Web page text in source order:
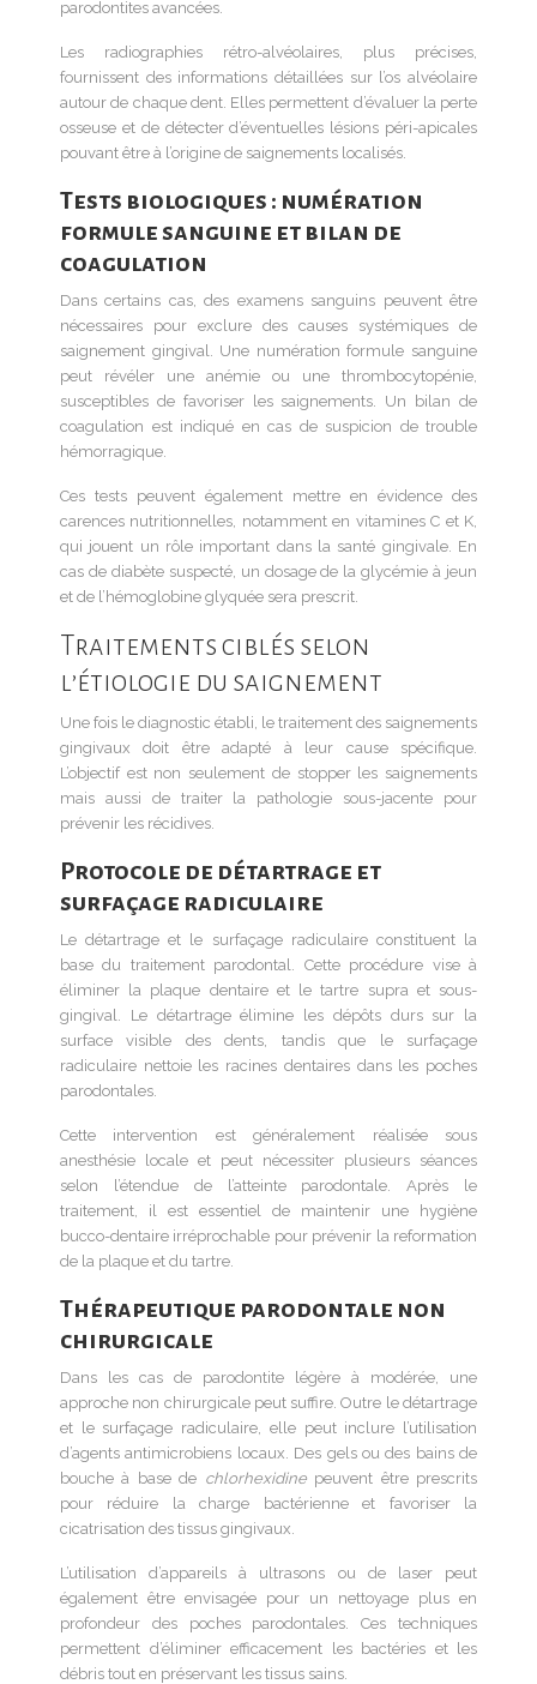
parodontites avancées.
Les radiographies rétro-alvéolaires, plus précises,
fournissent des informations détaillées sur l’os alvéolaire
autour de chaque dent. Elles permettent d’évaluer la perte
osseuse et de détecter d’éventuelles lésions péri-apicales
pouvant être à l’origine de saignements localisés.
Tests biologiques : numération
formule sanguine et bilan de
coagulation
Dans certains cas, des examens sanguins peuvent être
nécessaires pour exclure des causes systémiques de
saignement gingival. Une numération formule sanguine
peut révéler une anémie ou une thrombocytopénie,
susceptibles de favoriser les saignements. Un bilan de
coagulation est indiqué en cas de suspicion de trouble
hémorragique.
Ces tests peuvent également mettre en évidence des
carences nutritionnelles, notamment en vitamines C et K,
qui jouent un rôle important dans la santé gingivale. En
cas de diabète suspecté, un dosage de la glycémie à jeun
et de l’hémoglobine glyquée sera prescrit.
Traitements ciblés selon
l’étiologie du saignement
Une fois le diagnostic établi, le traitement des saignements
gingivaux doit être adapté à leur cause spécifique.
L’objectif est non seulement de stopper les saignements
mais aussi de traiter la pathologie sous-jacente pour
prévenir les récidives.
Protocole de détartrage et
surfaçage radiculaire
Le détartrage et le surfaçage radiculaire constituent la
base du traitement parodontal. Cette procédure vise à
éliminer la plaque dentaire et le tartre supra et sous-
gingival. Le détartrage élimine les dépôts durs sur la
surface visible des dents, tandis que le surfaçage
radiculaire nettoie les racines dentaires dans les poches
parodontales.
Cette intervention est généralement réalisée sous
anesthésie locale et peut nécessiter plusieurs séances
selon l’étendue de l’atteinte parodontale. Après le
traitement, il est essentiel de maintenir une hygiène
bucco-dentaire irréprochable pour prévenir la reformation
de la plaque et du tartre.
Thérapeutique parodontale non
chirurgicale
Dans les cas de parodontite légère à modérée, une
approche non chirurgicale peut suffire. Outre le détartrage
et le surfaçage radiculaire, elle peut inclure l’utilisation
d’agents antimicrobiens locaux. Des gels ou des bains de
bouche à base de chlorhexidine peuvent être prescrits
pour réduire la charge bactérienne et favoriser la
cicatrisation des tissus gingivaux.
L’utilisation d’appareils à ultrasons ou de laser peut
également être envisagée pour un nettoyage plus en
profondeur des poches parodontales. Ces techniques
permettent d’éliminer efficacement les bactéries et les
débris tout en préservant les tissus sains.